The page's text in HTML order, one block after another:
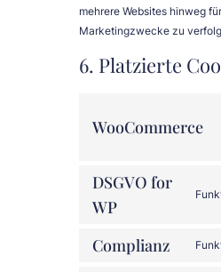
mehrere Websites hinweg
Marketingzwecke zu
6. Platzierte
WooCommerce
DSGVO for
WP
Complianz